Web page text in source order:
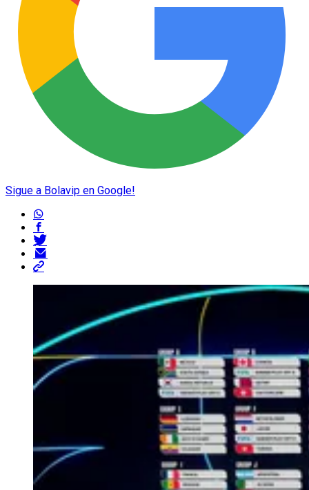
Sigue a Bolavip en Google!